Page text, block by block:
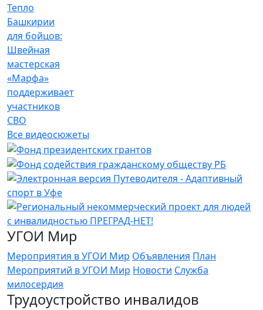
Тепло
Башкирии
для бойцов:
Швейная
мастерская
«Марфа»
поддерживает
участников
СВО
Все видеосюжеты
УГОИ Мир
Мероприятия в УГОИ Мир Объявления План
Мероприятий в УГОИ Мир Новости Служба
милосердия
Трудоустройство инвалидов